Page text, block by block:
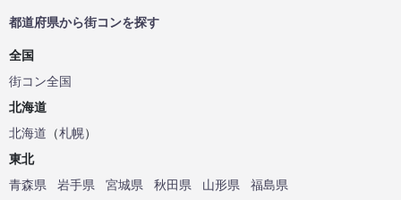
都道府県から街コンを探す
全国
街コン全国
北海道
北海道 （札幌）
東北
青森県
岩手県 宮城県 秋田県 山形県
福島県